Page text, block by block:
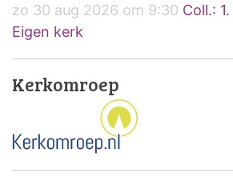
zo 30 aug 2026 om 9:30 Coll.:
Eigen kerk
Kerkomroep